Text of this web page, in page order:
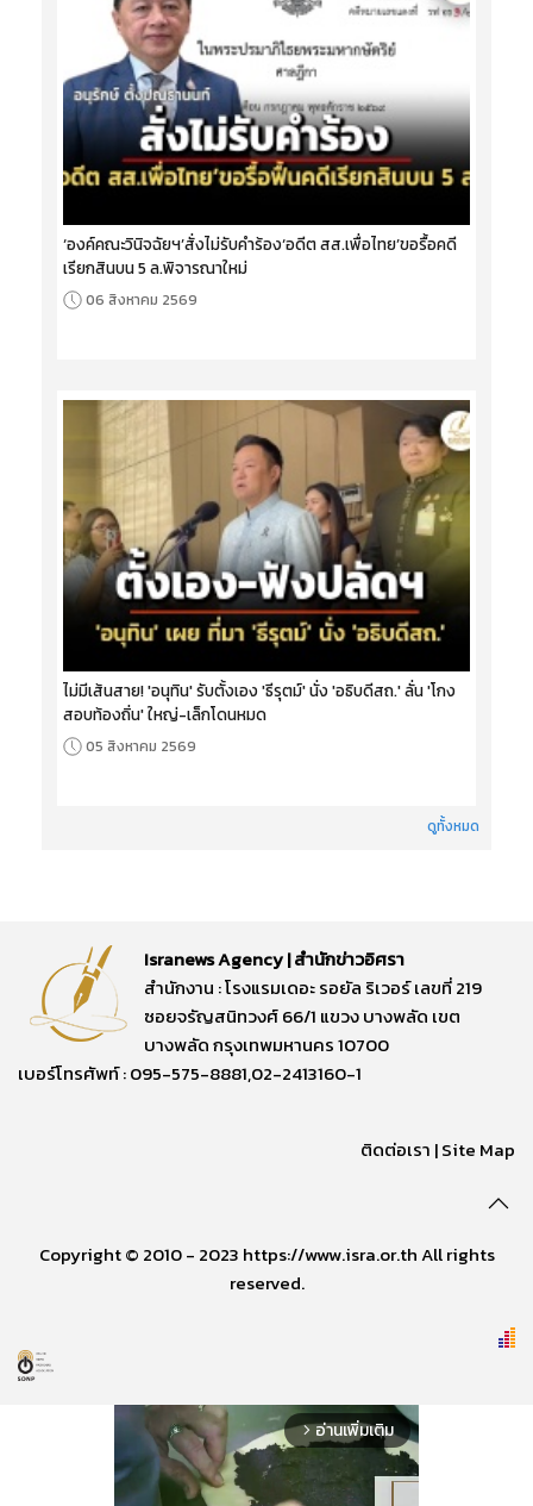
‘องค์คณะวินิจฉัยฯ’สั่งไม่รับคำร้อง‘อดีต สส.เพื่อไทย’ขอรื้อคดี
เรียกสินบน 5 ล.พิจารณาใหม่
06 สิงหาคม 2569
ไม่มีเส้นสาย! 'อนุทิน' รับตั้งเอง 'ธีรุตม์' นั่ง 'อธิบดีสถ.' ลั่น 'โกง
สอบท้องถิ่น' ใหญ่-เล็กโดนหมด
05 สิงหาคม 2569
ดูทั้งหมด
Isranews Agency | สำนักข่าวอิศรา
สำนักงาน : โรงแรมเดอะ รอยัล ริเวอร์ เลขที่ 219
ซอยจรัญสนิทวงศ์ 66/1 แขวง บางพลัด เขต
บางพลัด กรุงเทพมหานคร 10700
เบอร์โทรศัพท์ : 095-575-8881,02-2413160-1
ติดต่อเรา |Site Map
Copyright © 2010 - 2023 https://www.isra.or.th All rights
reserved.
arrow_forward_ios อ่านเพิ่มเติม